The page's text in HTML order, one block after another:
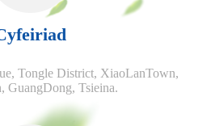
Tongle District, XiaoLanTown,
GuangDong, Tsieina.